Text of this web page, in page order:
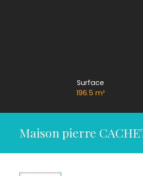
Surface
196.5 m²
Maison pierre